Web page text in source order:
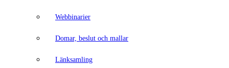
Webbinarier
Domar, beslut och mallar
Länksamling